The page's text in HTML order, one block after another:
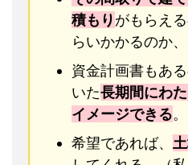
積もりがもらえ
らいかかるのか
資金計画書もあ
いた長期間にわ
イメージできる。
希望であれば、